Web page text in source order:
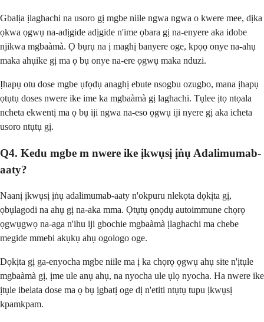
Gbalịa ịlaghachi na usoro gị mgbe niile ngwa ngwa o kwere mee, dịka
ọkwa ọgwụ na-adịgide adịgide n'ime ọbara gị na-enyere aka idobe
njikwa mgbaàmà. Ọ bụrụ na ị maghị banyere oge, kpọọ onye na-ahụ
maka ahụike gị ma ọ bụ onye na-ere ọgwụ maka nduzi.
Ịhapụ otu dose mgbe ụfọdụ anaghị ebute nsogbu ozugbo, mana ịhapụ
ọtụtụ doses nwere ike ime ka mgbaàmà gị laghachi. Tụlee ịtọ ntọala
ncheta ekwentị ma ọ bụ iji ngwa na-eso ọgwụ iji nyere gị aka icheta
usoro ntụtụ gị.
Q4. Kedu mgbe m nwere ike ịkwụsị ịṅụ Adalimumab-
aaty?
Naanị ịkwụsị ịṅụ adalimumab-aaty n'okpuru nlekọta dọkịta gị,
ọbụlagodi na ahụ gị na-aka mma. Ọtụtụ ọnọdụ autoimmune chọrọ
ọgwụgwọ na-aga n'ihu iji gbochie mgbaàmà ịlaghachi ma chebe
megide mmebi akụkụ ahụ ogologo oge.
Dọkịta gị ga-enyocha mgbe niile ma ị ka chọrọ ọgwụ ahụ site n'ịtụle
mgbaàmà gị, ịme ule anụ ahụ, na nyocha ule ụlọ nyocha. Ha nwere ike
ịtụle ibelata dose ma ọ bụ ịgbatị oge dị n'etiti ntụtụ tupu ịkwụsị
kpamkpam.